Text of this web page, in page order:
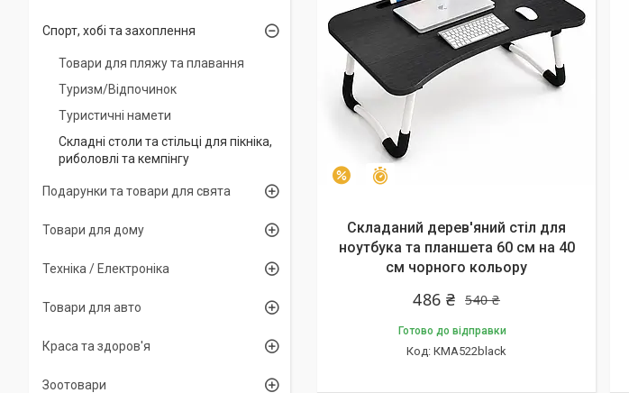
–10%
Складаний дерев'яний стіл для
ноутбука та планшета 60 см на 40
см чорного кольору
540 ₴
486 ₴
Готово до відправки
КMA522black
Спорт, хобі та захоплення
Товари для пляжу та плавання
Туризм/Відпочинок
Туристичні намети
Складні столи та стільці для пікніка,
риболовлі та кемпінгу
Подарунки та товари для свята
Товари для дому
Техніка / Електроніка
Товари для авто
Краса та здоров'я
Зоотовари